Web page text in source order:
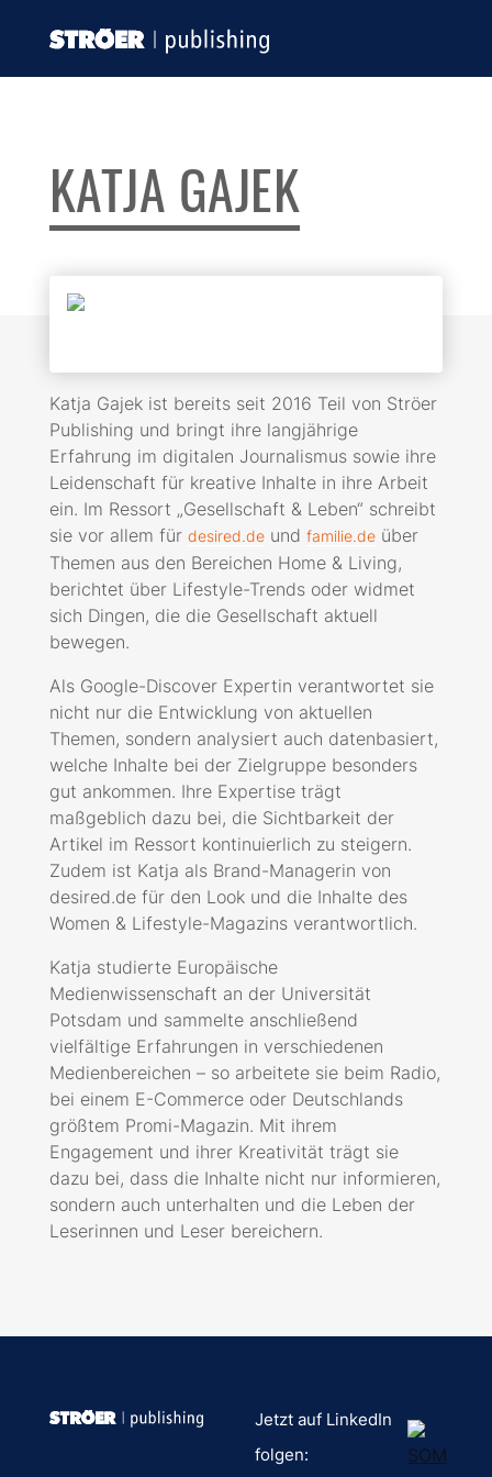
KATJA GAJEK
Als Google-Discover Expertin verantwortet sie
nicht nur die Entwicklung von aktuellen
Themen, sondern analysiert auch datenbasiert,
welche Inhalte bei der Zielgruppe besonders
gut ankommen. Ihre Expertise trägt
maßgeblich dazu bei, die Sichtbarkeit der
Artikel im Ressort kontinuierlich zu steigern.
Zudem ist Katja als Brand-Managerin von
desired.de für den Look und die Inhalte des
Women & Lifestyle-Magazins verantwortlich.
Katja studierte Europäische
Medienwissenschaft an der Universität
Potsdam und sammelte anschließend
vielfältige Erfahrungen in verschiedenen
Medienbereichen – so arbeitete sie beim Radio,
bei einem E-Commerce oder Deutschlands
größtem Promi-Magazin. Mit ihrem
Engagement und ihrer Kreativität trägt sie
dazu bei, dass die Inhalte nicht nur informieren,
sondern auch unterhalten und die Leben der
Leserinnen und Leser bereichern.
Katja Gajek ist bereits seit 2016 Teil von Ströer
Publishing und bringt ihre langjährige
Erfahrung im digitalen Journalismus sowie ihre
Leidenschaft für kreative Inhalte in ihre Arbeit
ein. Im Ressort „Gesellschaft & Leben“ schreibt
sie vor allem für desired.deund familie.deüber
Themen aus den Bereichen Home & Living,
berichtet über Lifestyle-Trends oder widmet
sich Dingen, die die Gesellschaft aktuell
bewegen.
Jetzt auf LinkedIn
folgen: